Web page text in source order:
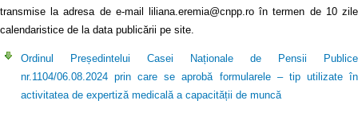
transmise la adresa de e-mail liliana.eremia@cnpp.ro în termen de 10 zile
calendaristice de la data publicării pe site.
Ordinul Președintelui Casei Naționale de Pensii Publice
nr.1104/06.08.2024 prin care se aprobă formularele – tip utilizate în
activitatea de expertiză medicală a capacității de muncă